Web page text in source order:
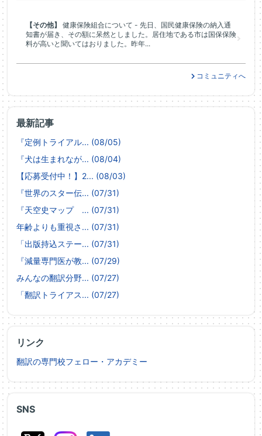
SNS
最新記事
『定例トライアル... (08/05)
『犬は生まれなが... (08/04)
【応募受付中！】2... (08/03)
『世界のスター伝... (07/31)
『天空史マップ ... (07/31)
年齢よりも重視さ... (07/31)
「出版持込ステー... (07/31)
『減量専門医が教... (07/29)
みんなの翻訳分野... (07/27)
「翻訳トライアス... (07/27)
リンク
翻訳の専門校フェロー・アカデミー
【その他】
健康保険組合について - 先日、国民健康保険の納入通
知書が届き、その額に呆然としました。居住地である市は国保保険
料が高いと聞いてはおりました。昨年...
コミュニティへ